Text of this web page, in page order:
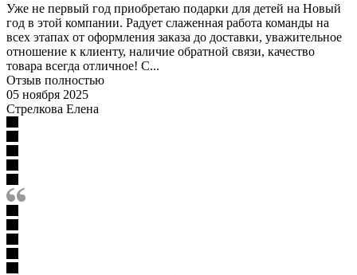
Уже не первый год приобретаю подарки для детей на Новый
год в этой компании. Радует слаженная работа команды на
всех этапах от оформления заказа до доставки, уважительное
отношение к клиенту, наличие обратной связи, качество
товара всегда отличное! С...
Отзыв полностью
05 ноября 2025
Стрелкова Елена